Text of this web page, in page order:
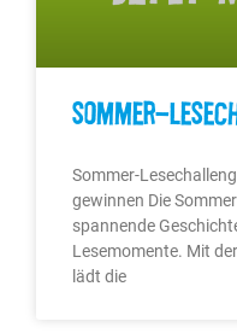
Sommer-
Sommer-
gewinnen Die
spannende
Lesemomente. Mit
lädt die